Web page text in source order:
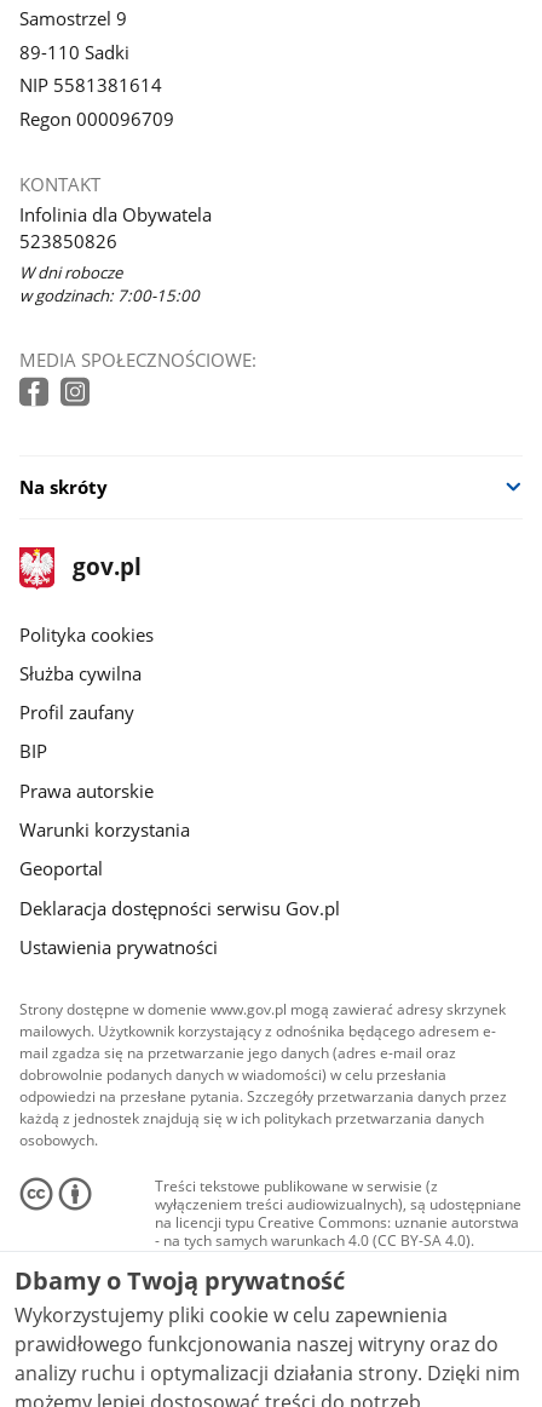
Samostrzel 9
89-110 Sadki
NIP 5581381614
Regon 000096709
KONTAKT
Infolinia dla Obywatela
523850826
W dni robocze
w godzinach: 7:00-15:00
MEDIA SPOŁECZNOŚCIOWE:
Na skróty
stopka
gov.pl
Strona
gov.pl
gov.pl
Polityka cookies
Służba cywilna
Profil zaufany
BIP
Prawa autorskie
Warunki korzystania
Geoportal
Deklaracja dostępności serwisu Gov.pl
Ustawienia prywatności
Strony dostępne w domenie www.gov.pl mogą zawierać adresy skrzynek
mailowych. Użytkownik korzystający z odnośnika będącego adresem e-
mail zgadza się na przetwarzanie jego danych (adres e-mail oraz
dobrowolnie podanych danych w wiadomości) w celu przesłania
odpowiedzi na przesłane pytania. Szczegóły przetwarzania danych przez
każdą z jednostek znajdują się w ich politykach przetwarzania danych
osobowych.
Treści tekstowe publikowane w serwisie (z
wyłączeniem treści audiowizualnych), są udostępniane
na licencji typu Creative Commons: uznanie autorstwa
- na tych samych warunkach 4.0 (CC BY-SA 4.0).
Materiały audiowizualne, w tym zdjęcia, materiały
audio i wideo, są udostępniane na licencji typu
Creative Commons: uznanie autorstwa użycie
niekomercyjne - bez utworów zależnych 4.0 (CC BY-
NC-ND 4.0), o ile nie jest to stwierdzone inaczej.
Dbamy o Twoją prywatność
Wykorzystujemy pliki cookie w celu zapewnienia
prawidłowego funkcjonowania naszej witryny oraz do
analizy ruchu i optymalizacji działania strony. Dzięki nim